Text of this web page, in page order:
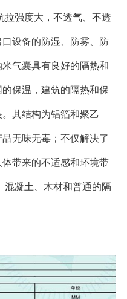
拉强度大，不透气、不透
设备的防湿、防雾、防
气囊具有良好的隔热和
保温，建筑的隔热和保
其结构为铝箔和聚乙
无味无毒；不仅解决了
带来的不适感和环境带
混凝土、木材和普通的隔